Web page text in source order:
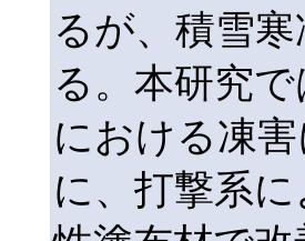
るが、積雪
る。本研究
における凍
に、打撃系